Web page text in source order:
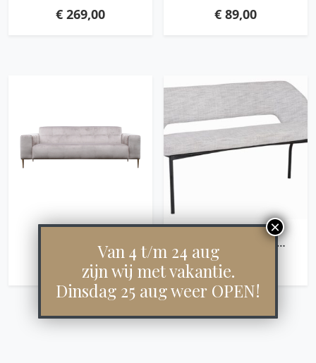
BLACK RECYCLED
€269,00
RECYCLED TEAKWOOD
€ 89,00
1.450,00
BENCH BLOOM
150,86X150X57 CM,
POLARIS LIGHT GREY
€899,00
Van 4 t/m 24 aug
zijn wij met vakantie.
Dinsdag 25 aug weer OPEN!